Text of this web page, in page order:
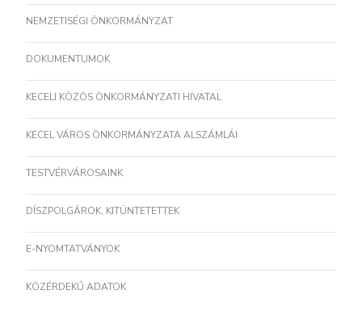
NEMZETISÉGI ÖNKORMÁNYZAT
DOKUMENTUMOK
KECELI KÖZÖS ÖNKORMÁNYZATI HIVATAL
KECEL VÁROS ÖNKORMÁNYZATA ALSZÁMLÁI
TESTVÉRVÁROSAINK
DÍSZPOLGÁROK, KITÜNTETETTEK
E-NYOMTATVÁNYOK
KÖZÉRDEKŰ ADATOK